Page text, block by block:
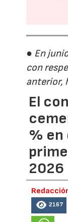
● En
con
anterior,
El
% en
2026
2167